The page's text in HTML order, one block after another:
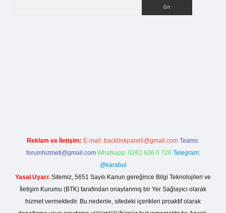
Reklam ve İletişim: E-mail: backlinkpaneli@gmail.com Teams:
forumhizmeti@gmail.com Whatsapp: 0262 606 0 726 Telegram:
@karabul
Yasal Uyarı: Sitemiz, 5651 Sayılı Kanun gereğince Bilgi Teknolojileri ve
İletişim Kurumu (BTK) tarafından onaylanmış bir Yer Sağlayıcı olarak
hizmet vermektedir. Bu nedenle, sitedeki içerikleri proaktif olarak